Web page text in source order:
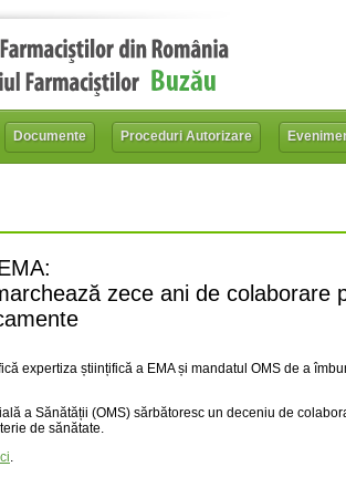
Documente Proceduri Autorizare
zece ani de colaborare
expertiza științifică a EMA și mandatul OMS de a
a Sănătății (OMS) sărbătoresc un deceniu de
de sănătate.
.